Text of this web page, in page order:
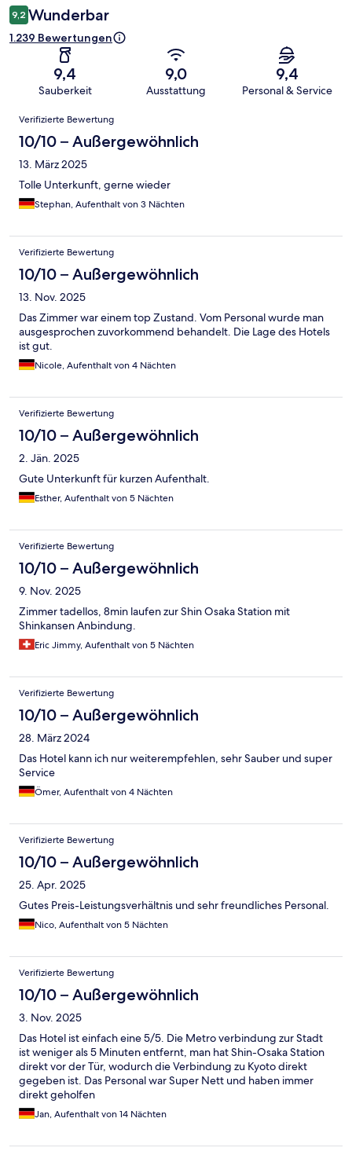
9,2 Wunderbar
1.239 Bewertungen
9,4
Sauberkeit
9,0
Ausstattung
9,4
Personal & Service
Bewertungen
Verifizierte Bewertung
10/10 – Außergewöhnlich
13. März 2025
Tolle Unterkunft, gerne wieder
Stephan, Aufenthalt von 3 Nächten
Verifizierte Bewertung
10/10 – Außergewöhnlich
13. Nov. 2025
Das Zimmer war einem top Zustand. Vom Personal wurde man
ausgesprochen zuvorkommend behandelt. Die Lage des Hotels
ist gut.
Nicole, Aufenthalt von 4 Nächten
Verifizierte Bewertung
10/10 – Außergewöhnlich
2. Jän. 2025
Gute Unterkunft für kurzen Aufenthalt.
Esther, Aufenthalt von 5 Nächten
Verifizierte Bewertung
10/10 – Außergewöhnlich
9. Nov. 2025
Zimmer tadellos, 8min laufen zur Shin Osaka Station mit
Shinkansen Anbindung.
Eric Jimmy, Aufenthalt von 5 Nächten
Verifizierte Bewertung
10/10 – Außergewöhnlich
28. März 2024
Das Hotel kann ich nur weiterempfehlen, sehr Sauber und super
Service
Ömer, Aufenthalt von 4 Nächten
Verifizierte Bewertung
10/10 – Außergewöhnlich
25. Apr. 2025
Gutes Preis-Leistungsverhältnis und sehr freundliches Personal.
Nico, Aufenthalt von 5 Nächten
Verifizierte Bewertung
10/10 – Außergewöhnlich
3. Nov. 2025
Das Hotel ist einfach eine 5/5. Die Metro verbindung zur Stadt
ist weniger als 5 Minuten entfernt, man hat Shin-Osaka Station
direkt vor der Tür, wodurch die Verbindung zu Kyoto direkt
gegeben ist. Das Personal war Super Nett und haben immer
direkt geholfen
Jan, Aufenthalt von 14 Nächten